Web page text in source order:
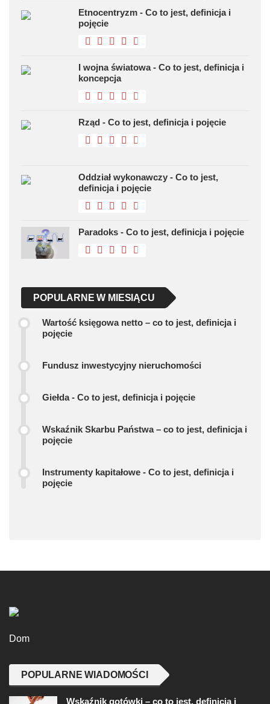
Etnocentryzm - Co to jest, definicja i
pojęcie
I wojna światowa - Co to jest, definicja i
koncepcja
Rząd - Co to jest, definicja i pojęcie
Oddział wykonawczy - Co to jest,
definicja i pojęcie
Paradoks - Co to jest, definicja i pojęcie
POPULARNE W MIESIĄCU
Wartość księgowa netto – co to jest, definicja i
pojęcie
Fundusz inwestycyjny nieruchomości
Giełda - Co to jest, definicja i pojęcie
Wskaźnik Skarbu Państwa – co to jest, definicja i
pojęcie
Instrumenty kapitałowe - Co to jest, definicja i
pojęcie
Dom
POPULARNE WIADOMOŚCI
Wskaźnik gotówki – co to jest, definicja i